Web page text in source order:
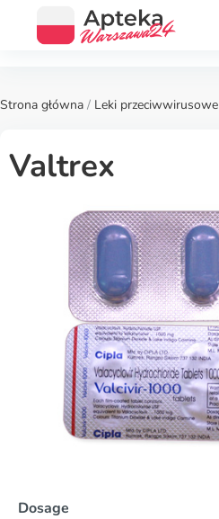
Strona główna / Leki przeciwwirusowe
Valtrex
Dosage